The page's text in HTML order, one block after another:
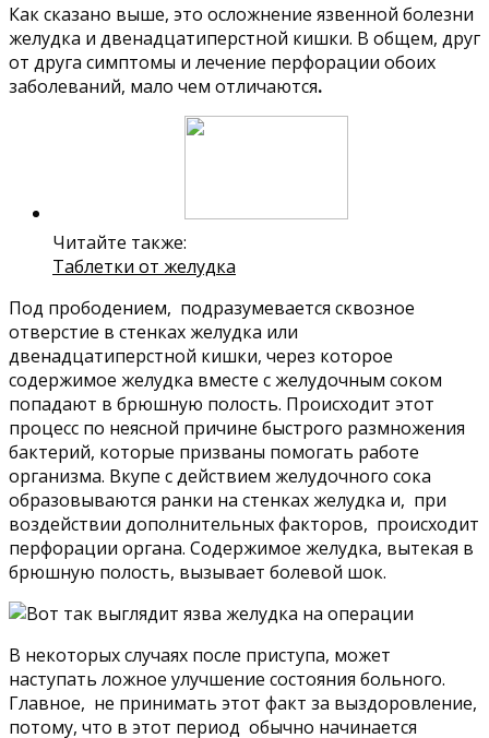
Как сказано выше, это осложнение язвенной болезни
желудка и двенадцатиперстной кишки. В общем, друг
от друга симптомы и лечение перфорации обоих
заболеваний, мало чем отличаются.
Читайте также:
Таблетки от желудка
Под прободением, подразумевается сквозное
отверстие в стенках желудка или
двенадцатиперстной кишки, через которое
содержимое желудка вместе с желудочным соком
попадают в брюшную полость. Происходит этот
процесс по неясной причине быстрого размножения
бактерий, которые призваны помогать работе
организма. Вкупе с действием желудочного сока
образовываются ранки на стенках желудка и, при
воздействии дополнительных факторов, происходит
перфорации органа. Содержимое желудка, вытекая в
брюшную полость, вызывает болевой шок.
В некоторых случаях после приступа, может
наступать ложное улучшение состояния больного.
Главное, не принимать этот факт за выздоровление,
потому, что в этот период обычно начинается